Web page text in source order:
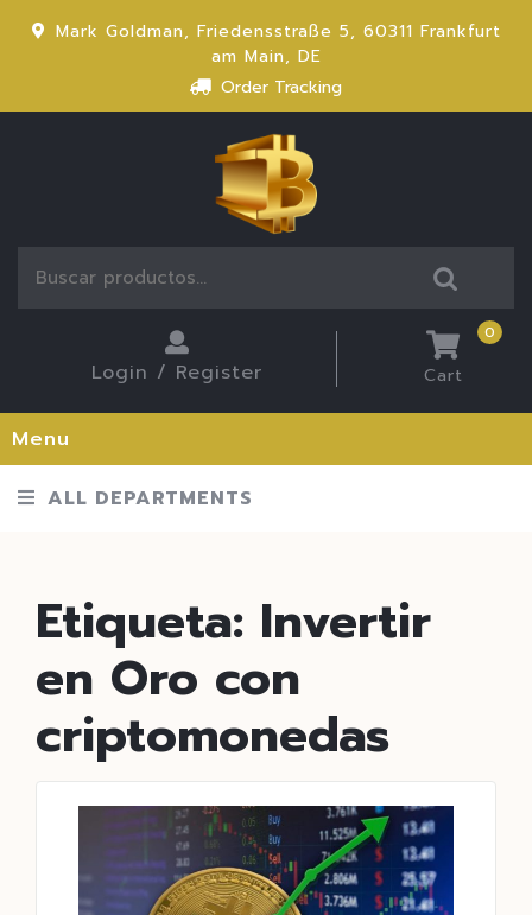
Mark Goldman, Friedensstraße 5, 60311 Frankfurt
am Main, DE
Order Tracking
Login / Register Cart
0
Menu
ALL DEPARTMENTS
Etiqueta: Invertir
en Oro con
criptomonedas